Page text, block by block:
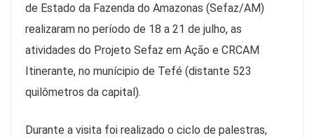
de Estado da Fazenda do Amazonas (Sefaz/AM)
realizaram no período de 18 a 21 de julho, as
atividades do Projeto Sefaz em Ação e CRCAM
Itinerante, no munícipio de Tefé (distante 523
quilômetros da capital).
Durante a visita foi realizado o ciclo de palestras,